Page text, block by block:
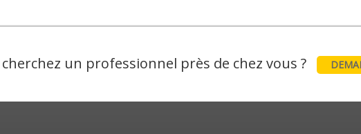
un professionnel près de chez vous ?